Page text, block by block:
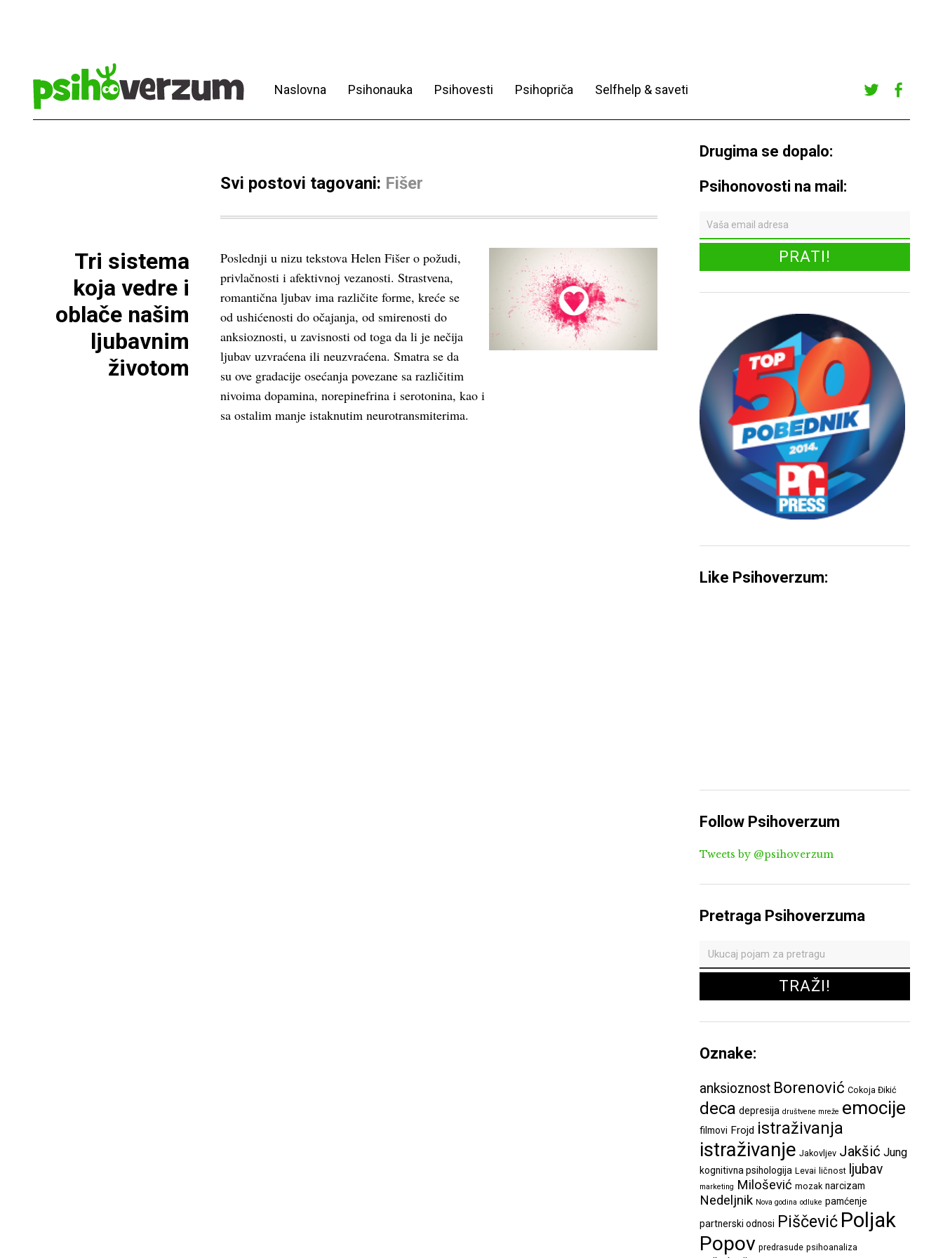
Naslovna Psihonauka Psihovesti Psihopriča Selfhelp & saveti
r
ook
Svi postovi tagovani: Fišer
Tri sistema
koja vedre i
oblače našim
ljubavnim
životom
Poslednji u nizu tekstova Helen Fišer o požudi,
privlačnosti i afektivnoj vezanosti. Strastvena,
romantična ljubav ima različite forme, kreće se
od ushićenosti do očajanja, od smirenosti do
anksioznosti, u zavisnosti od toga da li je nečija
ljubav uzvraćena ili neuzvraćena. Smatra se da
su ove gradacije osećanja povezane sa različitim
nivoima dopamina, norepinefrina i serotonina, kao i
sa ostalim manje istaknutim neurotransmiterima.
Drugima se dopalo:
Psihonovosti na mail:
Like Psihoverzum:
Follow Psihoverzum
Tweets by @psihoverzum
Pretraga Psihoverzuma
Oznake:
anksioznost Borenović Cokoja Đikić
deca depresija društvene mreže emocije
filmovi Frojd istraživanja
istraživanje Jakovljev Jakšić Jung
kognitivna psihologija Levai ličnost ljubav
marketing Milošević mozak narcizam
Nedeljnik Nova godina odluke pamćenje
partnerski odnosi Piščević Poljak
Popov predrasude psihoanaliza